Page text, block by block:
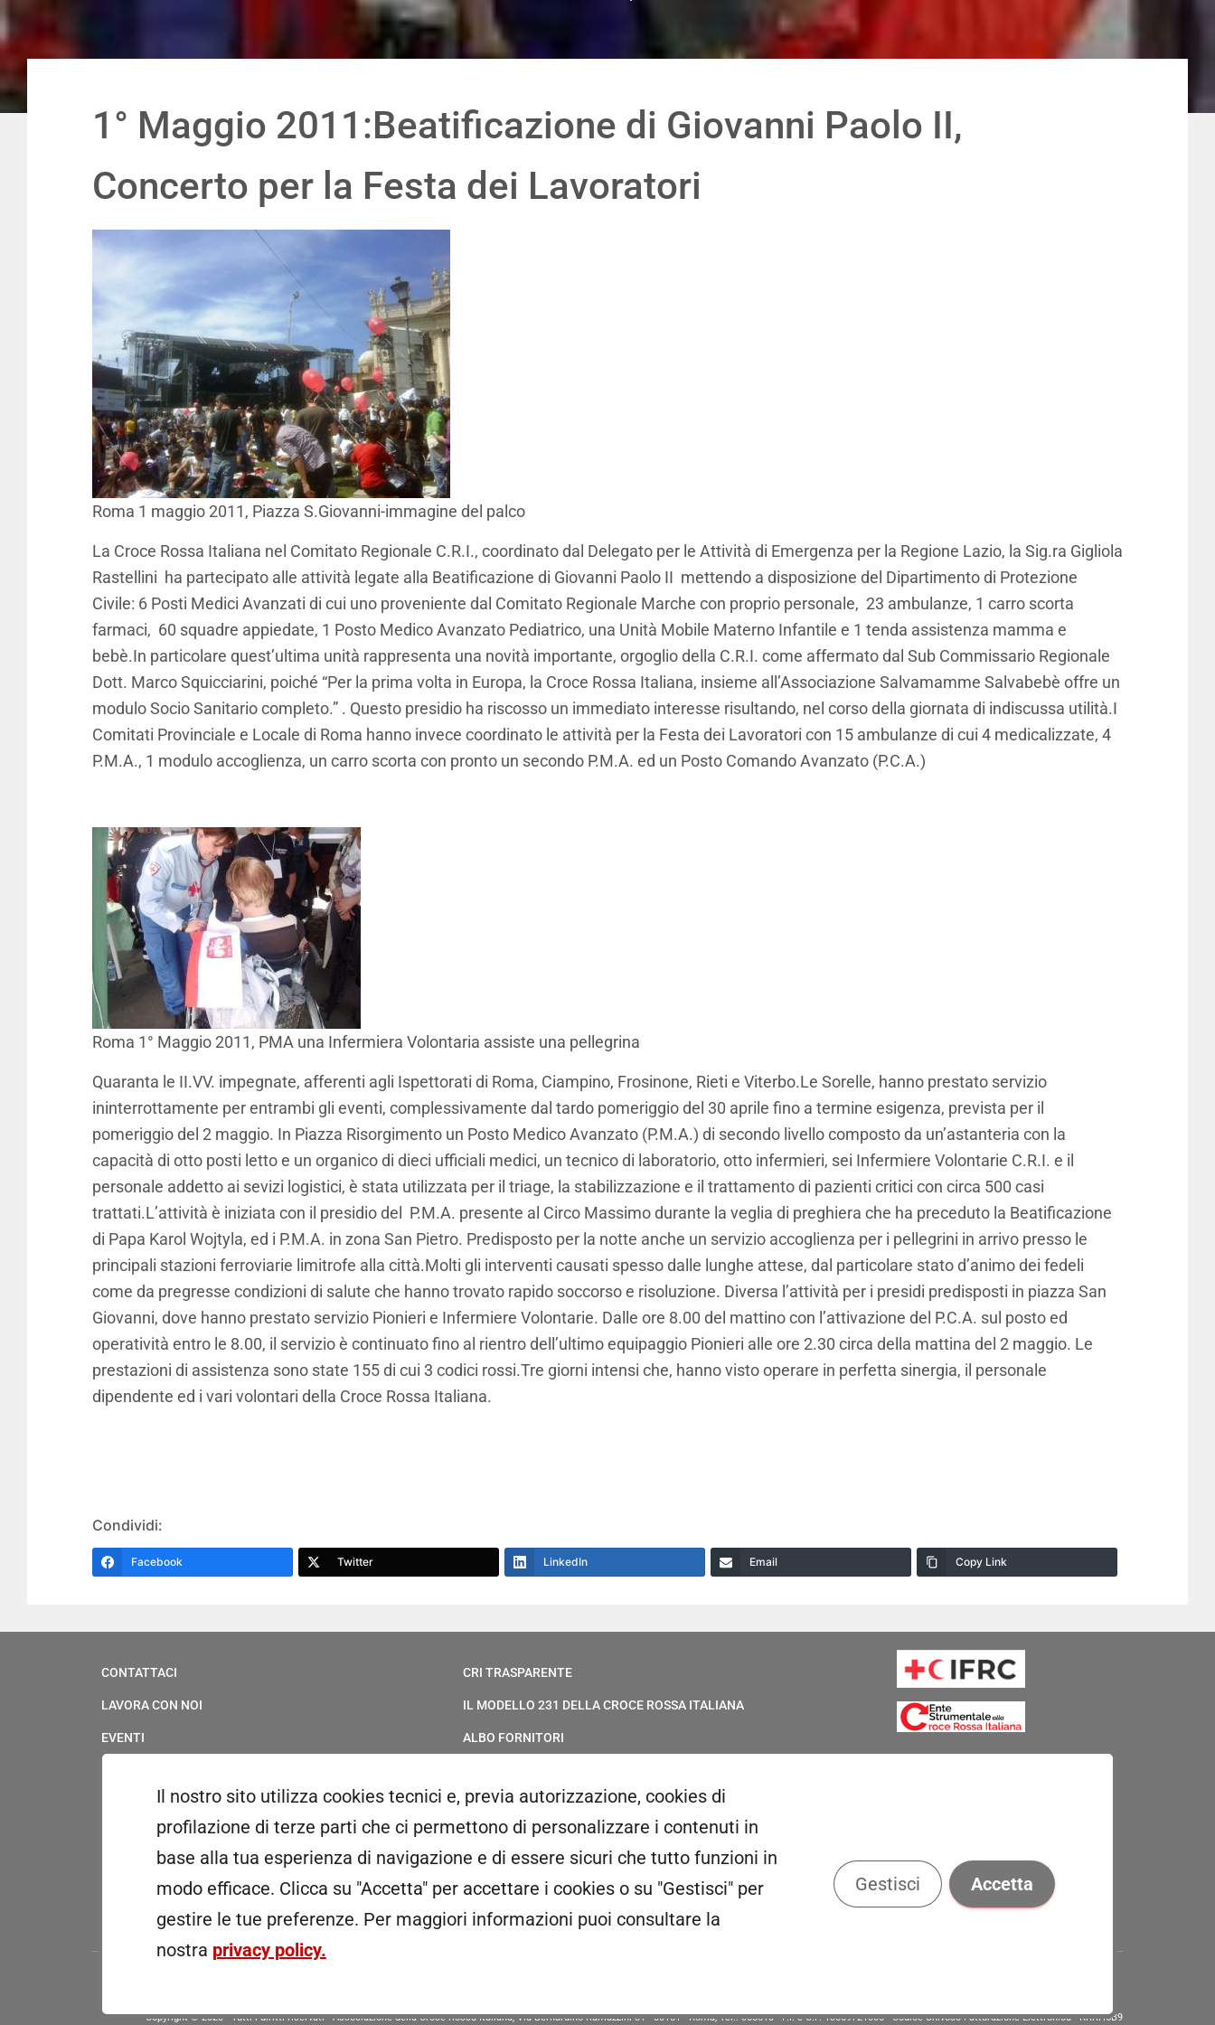
1° Maggio 2011:Beatificazione di Giovanni Paolo II,
Concerto per la Festa dei Lavoratori
Roma 1 maggio 2011, Piazza S.Giovanni-immagine del palco
La Croce Rossa Italiana nel Comitato Regionale C.R.I., coordinato dal Delegato per le Attività di Emergenza per la Regione Lazio, la Sig.ra Gigliola
Rastellini ha partecipato alle attività legate alla Beatificazione di Giovanni Paolo II mettendo a disposizione del Dipartimento di Protezione
Civile: 6 Posti Medici Avanzati di cui uno proveniente dal Comitato Regionale Marche con proprio personale, 23 ambulanze, 1 carro scorta
farmaci, 60 squadre appiedate, 1 Posto Medico Avanzato Pediatrico, una Unità Mobile Materno Infantile e 1 tenda assistenza mamma e
bebè.In particolare quest’ultima unità rappresenta una novità importante, orgoglio della C.R.I. come affermato dal Sub Commissario Regionale
Dott. Marco Squicciarini, poiché “Per la prima volta in Europa, la Croce Rossa Italiana, insieme all’Associazione Salvamamme Salvabebè offre un
modulo Socio Sanitario completo.” . Questo presidio ha riscosso un immediato interesse risultando, nel corso della giornata di indiscussa utilità.I
Comitati Provinciale e Locale di Roma hanno invece coordinato le attività per la Festa dei Lavoratori con 15 ambulanze di cui 4 medicalizzate, 4
P.M.A., 1 modulo accoglienza, un carro scorta con pronto un secondo P.M.A. ed un Posto Comando Avanzato (P.C.A.)
Roma 1° Maggio 2011, PMA una Infermiera Volontaria assiste una pellegrina
Quaranta le II.VV. impegnate, afferenti agli Ispettorati di Roma, Ciampino, Frosinone, Rieti e Viterbo.Le Sorelle, hanno prestato servizio
ininterrottamente per entrambi gli eventi, complessivamente dal tardo pomeriggio del 30 aprile fino a termine esigenza, prevista per il
pomeriggio del 2 maggio. In Piazza Risorgimento un Posto Medico Avanzato (P.M.A.) di secondo livello composto da un’astanteria con la
capacità di otto posti letto e un organico di dieci ufficiali medici, un tecnico di laboratorio, otto infermieri, sei Infermiere Volontarie C.R.I. e il
personale addetto ai sevizi logistici, è stata utilizzata per il triage, la stabilizzazione e il trattamento di pazienti critici con circa 500 casi
trattati.L’attività è iniziata con il presidio del P.M.A. presente al Circo Massimo durante la veglia di preghiera che ha preceduto la Beatificazione
di Papa Karol Wojtyla, ed i P.M.A. in zona San Pietro. Predisposto per la notte anche un servizio accoglienza per i pellegrini in arrivo presso le
principali stazioni ferroviarie limitrofe alla città.Molti gli interventi causati spesso dalle lunghe attese, dal particolare stato d’animo dei fedeli
come da pregresse condizioni di salute che hanno trovato rapido soccorso e risoluzione. Diversa l’attività per i presidi predisposti in piazza San
Giovanni, dove hanno prestato servizio Pionieri e Infermiere Volontarie. Dalle ore 8.00 del mattino con l’attivazione del P.C.A. sul posto ed
operatività entro le 8.00, il servizio è continuato fino al rientro dell’ultimo equipaggio Pionieri alle ore 2.30 circa della mattina del 2 maggio. Le
prestazioni di assistenza sono state 155 di cui 3 codici rossi.Tre giorni intensi che, hanno visto operare in perfetta sinergia, il personale
dipendente ed i vari volontari della Croce Rossa Italiana.
Condividi:
Facebook Twitter LinkedIn Email Copy Link
CONTATTACI
LAVORA CON NOI
EVENTI
UFFICIO STAMPA & MULTIMEDIA
WHISTLEBLOWING
PATROCINI E CONCESSIONE USO LOGOTIPO
CRI TRASPARENTE
IL MODELLO 231 DELLA CROCE ROSSA ITALIANA
ALBO FORNITORI
PRIVACY
GESTIONALE GAIA
RED CLOUD
Copyright © 2020 - Tutti i diritti riservati - Associazione della Croce Rossa Italiana, Via Bernardino Ramazzini 31 - 00151 - Roma, Tel.: 065510 - P.I. e C.F. 13669721006 - Codice Univoco Fatturazione Elettronica - KRRH6B9
Il nostro sito utilizza cookies tecnici e, previa autorizzazione, cookies di
profilazione di terze parti che ci permettono di personalizzare i contenuti in
base alla tua esperienza di navigazione e di essere sicuri che tutto funzioni in
modo efficace. Clicca su "Accetta" per accettare i cookies o su "Gestisci" per
gestire le tue preferenze. Per maggiori informazioni puoi consultare la
nostra privacy policy.
Accetta
Gestisci